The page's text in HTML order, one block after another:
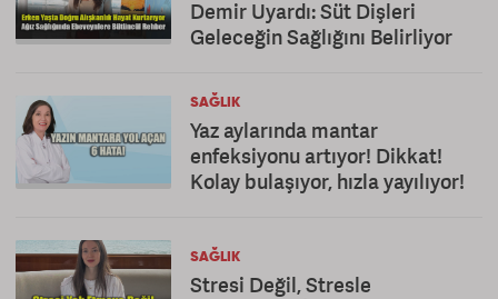
Demir Uyardı: Süt Dişleri
Geleceğin Sağlığını Belirliyor
SAĞLIK
Yaz aylarında mantar
enfeksiyonu artıyor! Dikkat!
Kolay bulaşıyor, hızla yayılıyor!
SAĞLIK
Stresi Değil, Stresle